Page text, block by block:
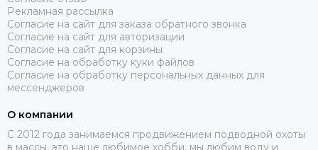
Рекламная рассылка
Согласие на сайт для заказа обратного звонка
Согласие на сайт для авторизации
Согласие на сайт для корзины
Согласие на обработку куки файлов
Согласие на обработку персональных данных для
мессенджеров
О компании
C 2012 года занимаемся продвижением подводной охоты
в массы, это наше любимое хобби, мы любим воду и